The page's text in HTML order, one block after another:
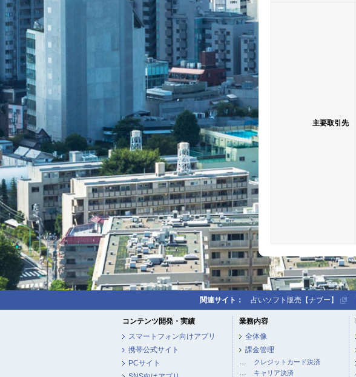
主要取引先
関連サイト： 占いソフト販売【ナブー】
コンテンツ開発・実績
スマートフォン向けアプリ
携帯公式サイト
PCサイト
業務内容
全体像
課金管理
…
クレジットカード決済
… キャリア決済